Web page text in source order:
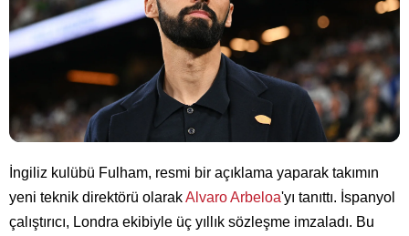
İngiliz kulübü Fulham, resmi bir açıklama yaparak takımın
yeni teknik direktörü olarakAlvaro Arbeloa'yı tanıttı. İspanyol
çalıştırıcı, Londra ekibiyle üç yıllık sözleşme imzaladı. Bu